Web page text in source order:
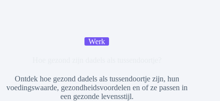
Werk
Ontdek hoe gezond dadels als tussendoortje zijn, hun
voedingswaarde, gezondheidsvoordelen en of ze passen in
een gezonde levensstijl.